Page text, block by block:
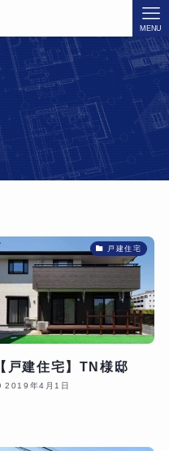
MENU
戸建住宅
【戸建住宅】TN様邸
2019年4月1日